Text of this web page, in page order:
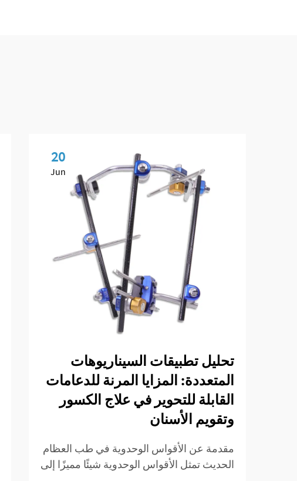
20
Jun
تحليل تطبيقات السيناريوهات
المتعددة: المزايا المرنة للدعامات
القابلة للتحوير في علاج الكسور
وتقويم الأسنان
مقدمة عن الأقواس الوحدوية في طب العظام
الحديث تمثل الأقواس الوحدوية شيئًا مميزًا إلى